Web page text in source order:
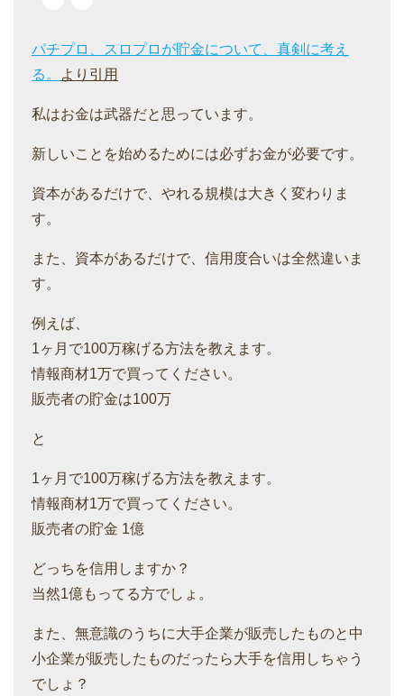
パチプロ、スロプロが貯金について、真剣に考え
る。
より引用
私はお金は武器だと思っています。
新しいことを始めるためには必ずお金が必要です。
資本があるだけで、やれる規模は大きく変わりま
す。
また、資本があるだけで、信用度合いは全然違いま
す。
例えば、
1ヶ月で100万稼げる方法を教えます。
情報商材1万で買ってください。
販売者の貯金は100万
と
1ヶ月で100万稼げる方法を教えます。
情報商材1万で買ってください。
販売者の貯金 1億
どっちを信用しますか？
当然1億もってる方でしょ。
また、無意識のうちに大手企業が販売したものと中
小企業が販売したものだったら大手を信用しちゃう
でしょ？